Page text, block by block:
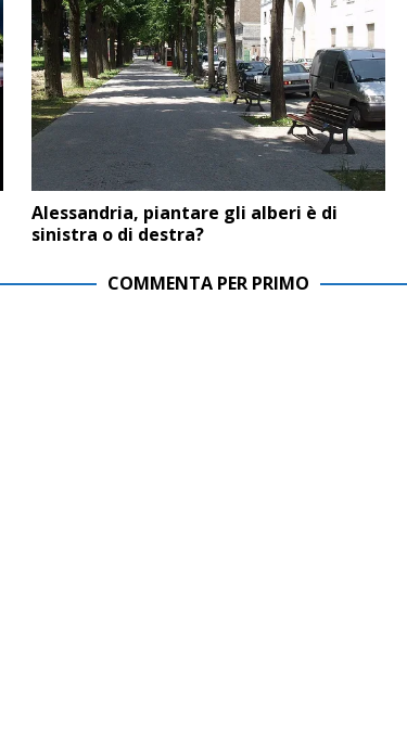
Alessandria, piantare gli alberi è di
sinistra o di destra?
COMMENTA PER PRIMO